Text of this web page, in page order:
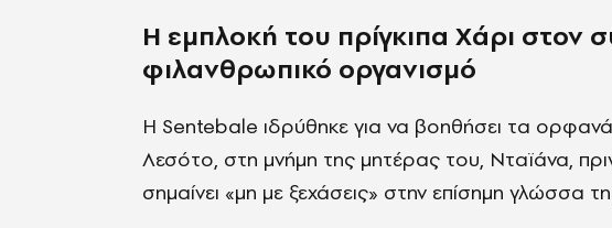
Η εμπλοκή του πρίγκιπα Χάρι στον
φιλανθρωπικό οργανισμό
Η Sentebale ιδρύθηκε για να βοηθήσει τα
Λεσότο, στη μνήμη της μητέρας του, Νταϊάνα,
σημαίνει «μη με ξεχάσεις» στην επίσημη γλώσσα